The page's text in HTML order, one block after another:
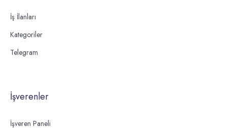
İş İlanları
Kategoriler
Telegram
İşverenler
İşveren Paneli